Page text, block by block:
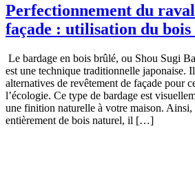
Perfectionnement du
façade : utilisation du
Le bardage en bois brûlé, ou Shou Sugi
est une technique traditionnelle japonaise.
alternatives de revêtement de façade pour
l’écologie. Ce type de bardage est
une finition naturelle à votre maison. Ainsi,
entièrement de bois naturel, il […]